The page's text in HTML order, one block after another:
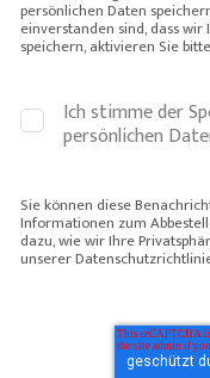
persönlichen Daten
einverstanden sind, dass
speichern, aktivieren Sie
Ich stimme der
persönlichen
Sie können diese
Informationen zum
dazu, wie wir Ihre
unserer